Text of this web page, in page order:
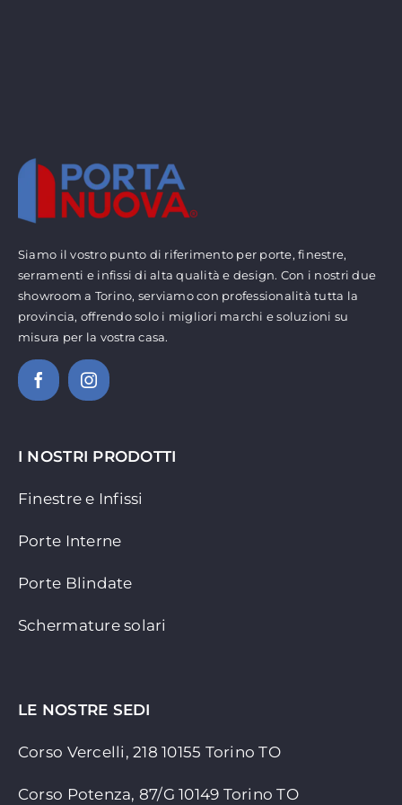
Siamo il vostro punto di riferimento per porte, finestre,
serramenti e infissi di alta qualità e design. Con i nostri due
showroom a Torino, serviamo con professionalità tutta la
provincia, offrendo solo i migliori marchi e soluzioni su
misura per la vostra casa.
I NOSTRI PRODOTTI
Finestre e Infissi
Porte Interne
Porte Blindate
Schermature solari
LE NOSTRE SEDI
Corso Vercelli, 218 10155 Torino TO
Corso Potenza, 87/G 10149 Torino TO